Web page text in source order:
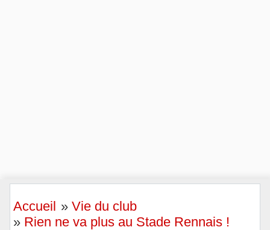
Accueil »Vie du club
» Rien ne va plus au Stade Rennais !